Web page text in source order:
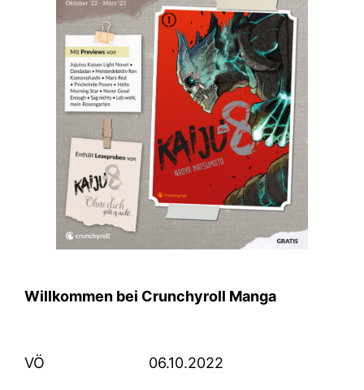
Willkommen bei Crunchyroll Manga
VÖ 06.10.2022